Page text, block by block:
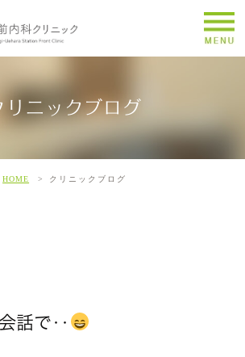
リニックブログ
HOME クリニックブログ
話で‥